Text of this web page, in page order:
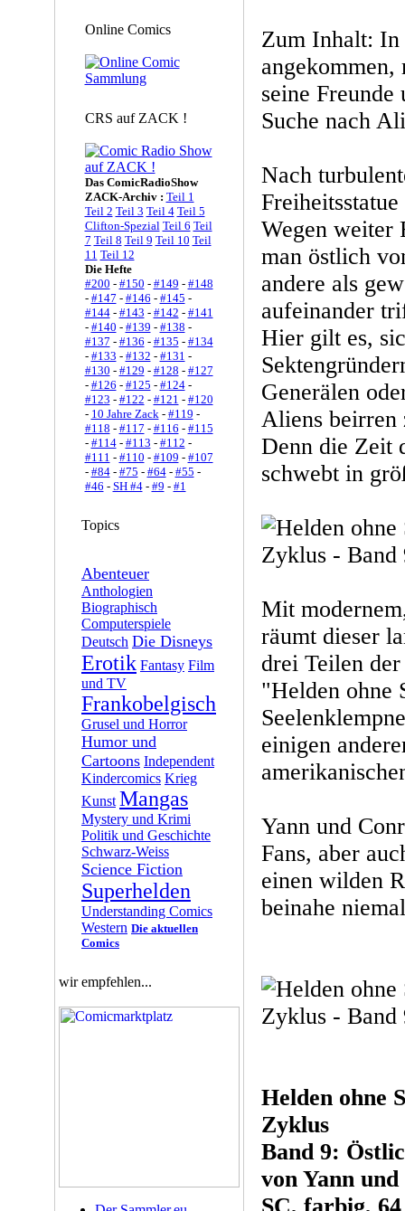
Online Comics
CRS auf ZACK !
Das ComicRadioShow
ZACK-Archiv : Teil 1
Teil 2 Teil 3 Teil 4 Teil 5
Clifton-Spezial Teil 6 Teil
7 Teil 8 Teil 9 Teil 10 Teil
11 Teil 12
Die Hefte
#200 - #150 - #149 - #148
- #147 - #146 - #145 -
#144- #143 - #142 - #141
- #140 - #139 - #138 -
#137 - #136 - #135 - #134
- #133 - #132 - #131 -
#130 - #129 - #128 - #127
- #126 - #125 - #124-
#123 - #122 - #121 - #120
- 10 Jahre Zack- #119 -
#118 - #117 - #116 - #115
- #114- #113 - #112 -
#111 - #110 - #109 - #107
- #84- #75 - #64- #55 -
#46 - SH #4- #9 - #1
Topics
Abenteuer
Anthologien
Biographisch
Computerspiele
Deutsch Die Disneys
Erotik Fantasy Film
und TV
Frankobelgisch
Grusel und Horror
Humor und
Cartoons Independent
Kindercomics Krieg
Kunst Mangas
Mystery und Krimi
Politik und Geschichte
Schwarz-Weiss
Science Fiction
Superhelden
Understanding Comics
Western Die aktuellen
Comics
wir empfehlen...
Zum Inhalt: In
angekommen,
seine
Suche nach
Nach
Wegen weiter
man östlich
andere als
aufeinander
Hier gilt es,
Generälen
Aliens beirren
Denn die Zeit
schwebt in
Mit
räumt dieser
drei Teilen
"Helden ohne
einigen
Yann und
Fans, aber
einen wilden
beinahe
Helden ohne
Zyklus
Band 9:
von Yann